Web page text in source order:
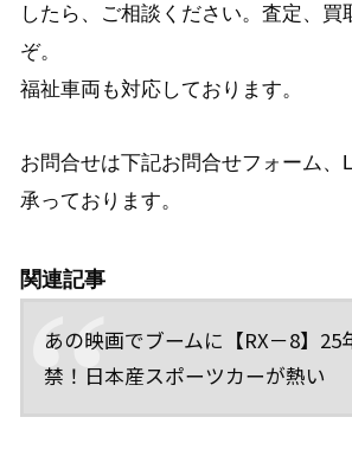
したら、ご相談ください。査定、買
ぞ。
福祉車両も対応しております。
お問合せは下記お問合せフォーム、
承っております。
関連記事
あの映画でブームに【RX－8】25
禁！日本産スポーツカーが熱い